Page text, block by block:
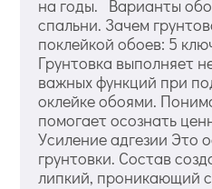
на годы. Варианты
спальни. Зачем
поклейкой обоев: 5
Грунтовка выполняет
важных функций при
оклейке обоями.
помогает осознать
Усиление адгезии Это
грунтовки. Состав
липкий, проникающий